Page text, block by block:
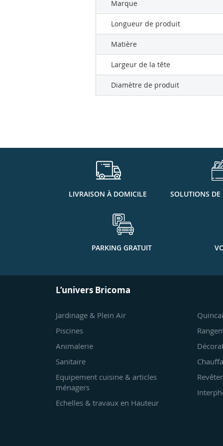
Marque
Longueur de produit
Matière
Largeur de la tête
Diamètre de produit
LIVRAISON À DOMICILE SOLUTIONS
PARKING GRATUIT
L’univers Bricoma
Jardinage & Plein Air
Piscines
Animalerie
Sanitaire
Equipement cuisine & articles
ménagers
Echelles & travaux en Hauteur